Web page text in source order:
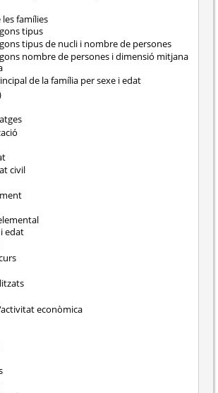
famílies
tipus
tipus de nucli i nombre de persones
nombre de persones i dimensió mitjana
de la família per sexe i edat
civil
edat
econòmica